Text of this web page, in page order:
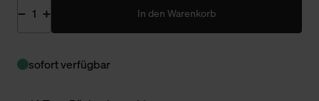
In den Warenkorb
sofort verfügbar